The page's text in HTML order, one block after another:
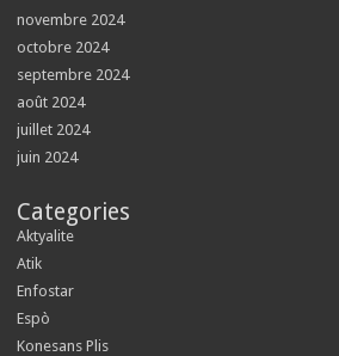
novembre 2024
octobre 2024
septembre 2024
août 2024
juillet 2024
juin 2024
Categories
Aktyalite
Atik
Enfostar
Espò
Konesans Plis